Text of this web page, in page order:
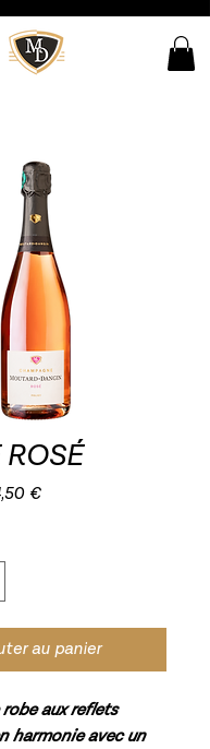
€Prix
au panier
aux reflets
harmonie avec un